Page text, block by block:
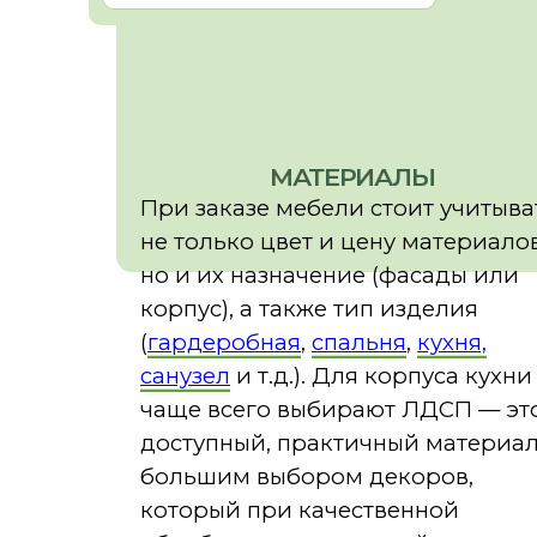
ПОЛЕЗНАЯ
ИНФОРМАЦИЯ
КОНСУЛЬТАЦИЮ
эксплуатации (влажная или сухая
Затрудняетесь с выбором -
рекомендуем ознакомиться с
полезными статьями или напишите
нам - поможем подобрать
оптимальный вариант.